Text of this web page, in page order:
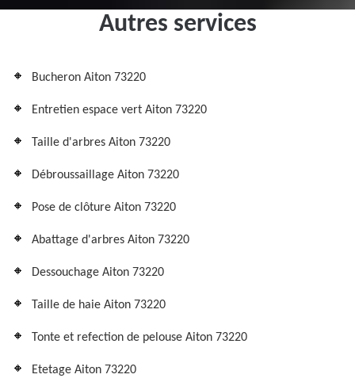
Autres services
Bucheron Aiton 73220
Entretien espace vert Aiton 73220
Taille d'arbres Aiton 73220
Débroussaillage Aiton 73220
Pose de clôture Aiton 73220
Abattage d'arbres Aiton 73220
Dessouchage Aiton 73220
Taille de haie Aiton 73220
Tonte et refection de pelouse Aiton 73220
Etetage Aiton 73220